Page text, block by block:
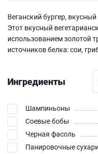
Веганский бургер,
Этот вкусный
использованием золотой
источников белка: сои,
Ингредиенты
Шампиньоны
Соевые бобы
Черная фасоль
Панировочные сухари